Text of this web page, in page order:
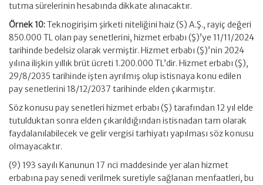
tutma sürelerinin hesabında dikkate alınacaktır.
Örnek 10:Teknogirişim şirketi niteliğini haiz (S) A.Ş., rayiç değeri
850.000 TL olan pay senetlerini, hizmet erbabı (Ş)’ye 11/11/2024
tarihinde bedelsiz olarak vermiştir. Hizmet erbabı (Ş)’nin 2024
yılına ilişkin yıllık brüt ücreti 1.200.000 TL’dir. Hizmet erbabı (Ş),
29/8/2035 tarihinde işten ayrılmış olup istisnaya konu edilen
pay senetlerini 18/12/2037 tarihinde elden çıkarmıştır.
Söz konusu pay senetleri hizmet erbabı (Ş) tarafından 12 yıl elde
tutulduktan sonra elden çıkarıldığından istisnadan tam olarak
faydalanılabilecek ve gelir vergisi tarhiyatı yapılması söz konusu
olmayacaktır.
(9) 193 sayılı Kanunun 17 nci maddesinde yer alan hizmet
erbabına pay senedi verilmek suretiyle sağlanan menfaatleri, bu